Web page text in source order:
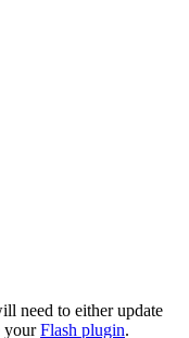
need to either update
yourFlash plugin.